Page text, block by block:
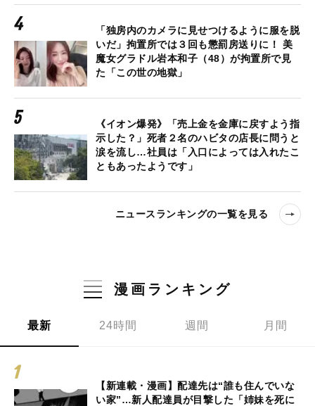
「独房内のカメラに見せつけるように服を脱
いだ」拘置所では３回も懲罰房送りに！ 美
魔女グラドル岩本和子（48）が拘置所で見
た「この世の地獄」
《イオン爆発》「売上金を金庫に戻すよう指
示した？」死者２名のハビタの店長に問うと
涙を流し…社員は「入口によっては入れたこ
ともあったようです」
ニュースランキングの一覧を見る
漫画ランキング
最新 24時間 週間 月間
【新連載・漫画】配達先は“誰も住んでいな
い家”…新人配達員が目撃した「姉妹を死に